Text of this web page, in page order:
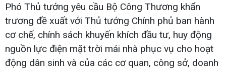
Phó Thủ tướng yêu cầu Bộ Công Thương khẩn
trương đề xuất với Thủ tướng Chính phủ ban hành
cơ chế, chính sách khuyến khích đầu tư, huy động
nguồn lực điện mặt trời mái nhà phục vụ cho hoạt
động dân sinh và của các cơ quan, công sở, doanh